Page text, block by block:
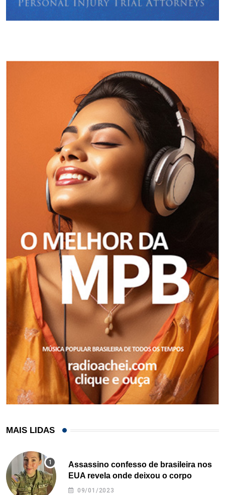
MAIS LIDAS
Assassino confesso de brasileira nos
EUA revela onde deixou o corpo
09/01/2023